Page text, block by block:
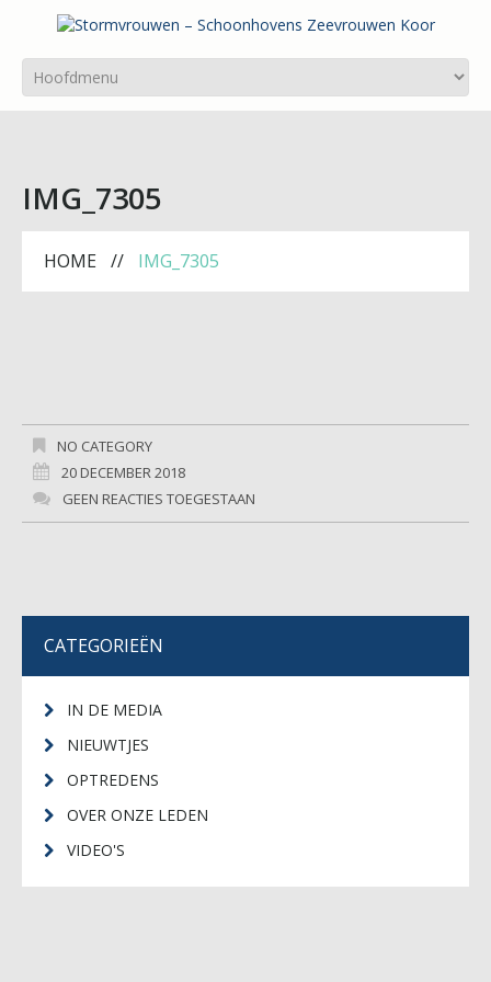
IMG_7305
HOME IMG_7305
NO CATEGORY
20 DECEMBER 2018
GEEN REACTIES TOEGESTAAN
CATEGORIEËN
IN DE MEDIA
NIEUWTJES
OPTREDENS
OVER ONZE LEDEN
VIDEO'S